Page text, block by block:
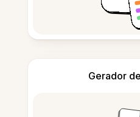
Gerador